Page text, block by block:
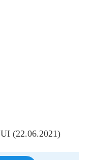
(22.06.2021)